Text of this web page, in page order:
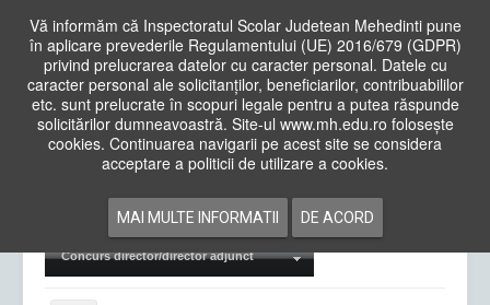
Vă informăm că Inspectoratul Scolar Judetean Mehedinti pune
în aplicare prevederile Regulamentului (UE) 2016/679 (GDPR)
privind prelucrarea datelor cu caracter personal. Datele cu
caracter personal ale solicitanților, beneficiarilor, contribuabililor
etc. sunt prelucrate în scopuri legale pentru a putea răspunde
solicitărilor dumneavoastră. Site-ul www.mh.edu.ro folosește
cookies. Continuarea navigarii pe acest site se considera
acceptare a politicii de utilizare a cookies.
MAI MULTE INFORMATII DE ACORD
Cauta
in
siteAcasa Cadre Didactice
Examene Naționale
Concurs director/director adjunct